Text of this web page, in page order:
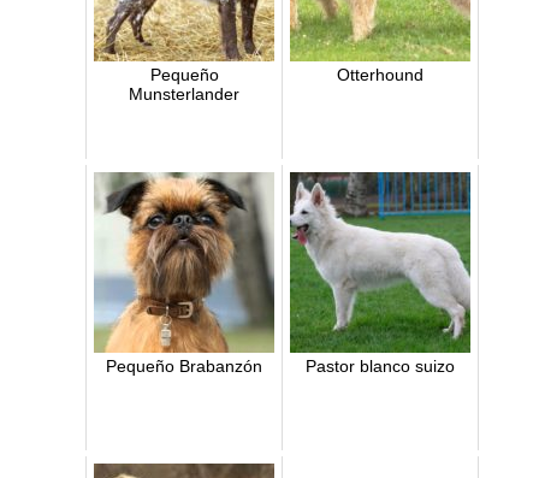
Pequeño
Munsterlander
Otterhound
Pequeño Brabanzón Pastor blanco suizo